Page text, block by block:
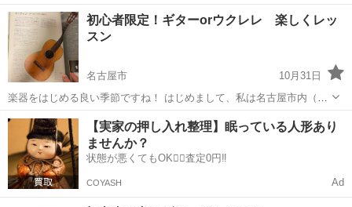
シック、ジャズ以外ならジャンルは問いません。あなたの好きな曲が
弾けるようになります。初心者大歓迎。時間帯は要相談。レッスン費
１時間2700円、30分1500円...
愛知 北名古屋市 西春駅 ギター 初心者
初心者限定！ギターorウクレレ 楽しくレッ
スン
名古屋市
10月31日
楽器をはじめる良い季節ですね！ はじめまして、私は名古屋市内（近
郊）で楽器のギターやウクレレのレッスンをしています。 初心者の方
限定で、あなたの一曲お気に入りの曲を弾けるようにレッスンさせて
いただきます。 ...
愛知 名古屋市 ギター レッスン
【実家の押し入れ整理】眠っている人形あり
ませんか？
状態が悪くてもOK🙆‍♀️査定0円‼️
COYASH Ad